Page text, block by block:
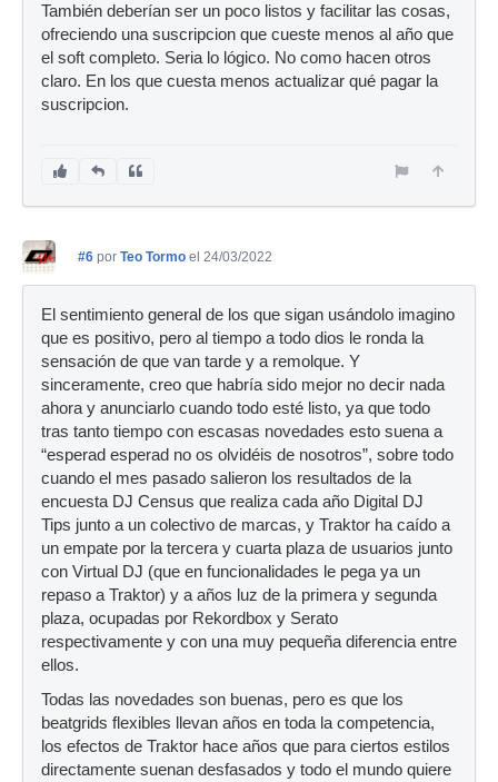
También deberían ser un poco listos y facilitar las cosas,
ofreciendo una suscripcion que cueste menos al año que
el soft completo. Seria lo lógico. No como hacen otros
claro. En los que cuesta menos actualizar qué pagar la
suscripcion.
#6 por Teo Tormo el 24/03/2022
El sentimiento general de los que sigan usándolo imagino
que es positivo, pero al tiempo a todo dios le ronda la
sensación de que van tarde y a remolque. Y
sinceramente, creo que habría sido mejor no decir nada
ahora y anunciarlo cuando todo esté listo, ya que todo
tras tanto tiempo con escasas novedades esto suena a
“esperad esperad no os olvidéis de nosotros”, sobre todo
cuando el mes pasado salieron los resultados de la
encuesta DJ Census que realiza cada año Digital DJ
Tips junto a un colectivo de marcas, y Traktor ha caído a
un empate por la tercera y cuarta plaza de usuarios junto
con Virtual DJ (que en funcionalidades le pega ya un
repaso a Traktor) y a años luz de la primera y segunda
plaza, ocupadas por Rekordbox y Serato
respectivamente y con una muy pequeña diferencia entre
ellos.
Todas las novedades son buenas, pero es que los
beatgrids flexibles llevan años en toda la competencia,
los efectos de Traktor hace años que para ciertos estilos
directamente suenan desfasados y todo el mundo quiere